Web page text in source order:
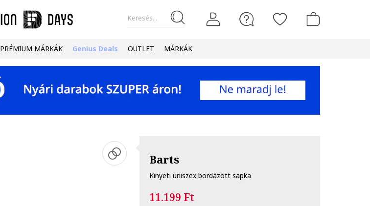
Keresés...
PRÉMIUM MÁRKÁK Genius Deals OUTLET MÁRKÁK
Barts
Kinyeti uniszex bordázott sapka
11.199 Ft